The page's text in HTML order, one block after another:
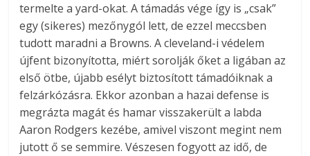
termelte a yard-okat. A támadás vége így is „csak”
egy (sikeres) mezőnygól lett, de ezzel meccsben
tudott maradni a Browns. A cleveland-i védelem
újfent bizonyította, miért sorolják őket a ligában az
első ötbe, újabb esélyt biztosított támadóiknak a
felzárkózásra. Ekkor azonban a hazai defense is
megrázta magát és hamar visszakerült a labda
Aaron Rodgers kezébe, amivel viszont megint nem
jutott ő se semmire. Vészesen fogyott az idő, de